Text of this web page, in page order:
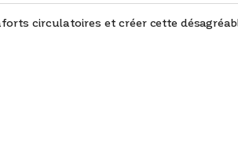
circulatoires et créer cette